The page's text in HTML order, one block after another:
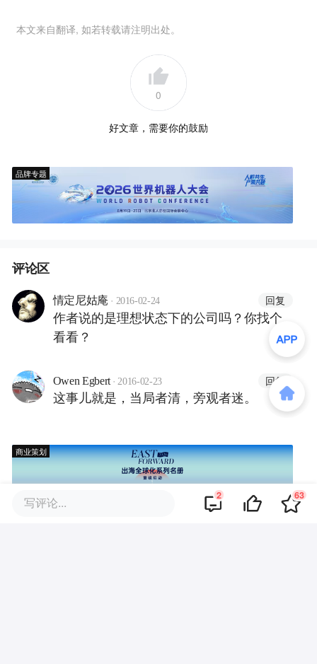
本文来自翻译, 如若转载请注明出处。
0
好文章，需要你的鼓励
品牌专题
评论区
情定尼姑庵 · 2016-02-24 回复
作者说的是理想状态下的公司吗？你找个
看看？
Owen Egbert · 2016-02-23 回复
这事儿就是，当局者清，旁观者迷。
商业策划
写评论... 2 63